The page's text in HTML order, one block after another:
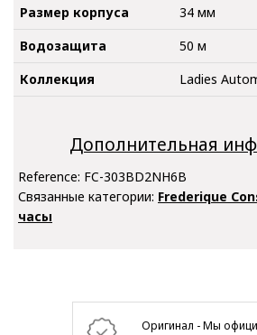
Размер корпуса
34 мм
Водозащита
50 м
Коллекция
Ladies
Дополнительная
Reference: FC-303BD2NH6B
Связанные категории: Frederique
часы
Оригинал - Мы